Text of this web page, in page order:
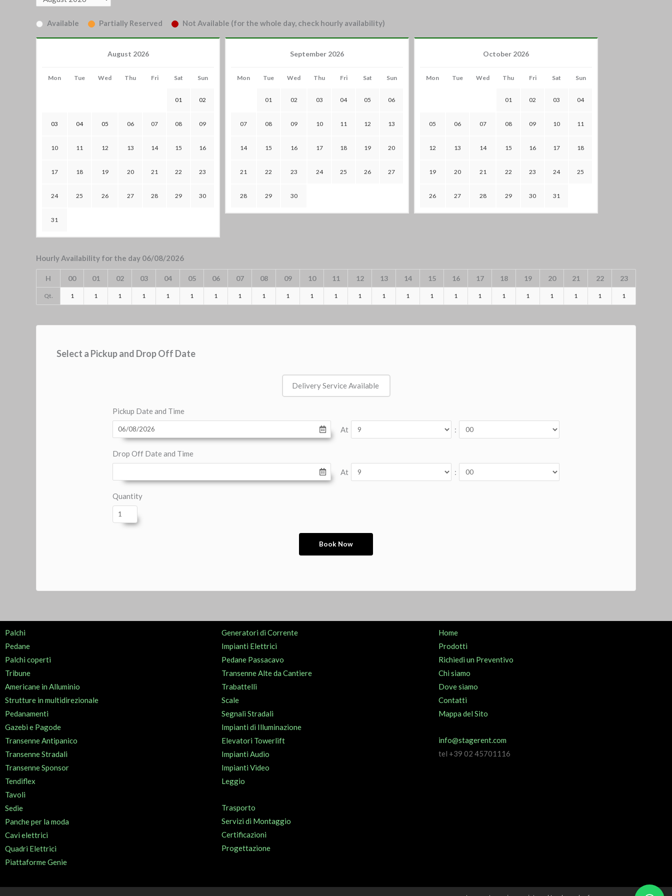
Available Partially Reserved Not Available (for the whole day, check hourly availability)
August 2026
Mon Tue Wed Thu Fri Sat Sun
01 02
03 04 05 06 07 08 09
10 11 12 13 14 15 16
17 18 19 20 21 22 23
24 25 26 27 28 29 30
31
September 2026
Mon Tue Wed Thu Fri Sat Sun
01 02 03 04 05 06
07 08 09 10 11 12 13
14 15 16 17 18 19 20
21 22 23 24 25 26 27
28 29 30
October 2026
Mon Tue Wed Thu Fri Sat Sun
01 02 03 04
05 06 07 08 09 10 11
12 13 14 15 16 17 18
19 20 21 22 23 24 25
26 27 28 29 30 31
Hourly Availability for the day 06/08/2026
H 00 01 02 03 04 05 06 07 08 09 10 11 12 13 14 15 16 17 18 19 20 21 22 23
Qt. 1 1 1 1 1 1 1 1 1 1 1 1 1 1 1 1 1 1 1 1 1 1 1 1
Select a Pickup and Drop Off Date
Delivery Service Available
Pickup Date and Time
At :
Drop Off Date and Time
At :
Quantity
Palchi
Pedane
Palchi coperti
Tribune
Americane in Alluminio
Strutture in multidirezionale
Pedanamenti
Gazebi e Pagode
Transenne Antipanico
Transenne Stradali
Transenne Sponsor
Tendiflex
Tavoli
Sedie
Panche per la moda
Cavi elettrici
Quadri Elettrici
Piattaforme Genie
Generatori di Corrente
Impianti Elettrici
Pedane Passacavo
Transenne Alte da Cantiere
Trabattelli
Scale
Segnali Stradali
Impianti di Illuminazione
Elevatori Towerlift
Impianti Audio
Impianti Video
Leggio
Trasporto
Servizi di Montaggio
Certificazioni
Progettazione
Home
Prodotti
Richiedi un Preventivo
Chi siamo
Dove siamo
Contatti
Mappa del Sito
info@stagerent.com
tel +39 02 45701116